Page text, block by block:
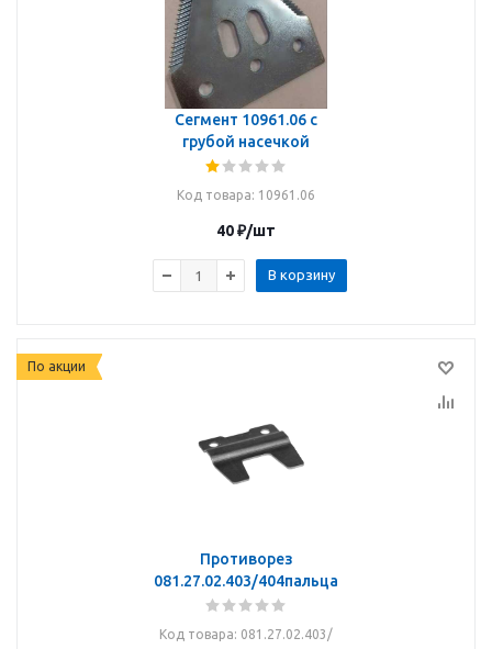
Сегмент 10961.06 с
грубой насечкой
Код товара: 10961.06
40₽/шт
В корзину
По акции
Противорез
081.27.02.403/404пальца
Код товара: 081.27.02.403/